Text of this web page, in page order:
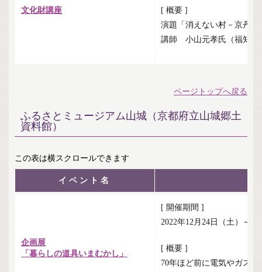
文化財講座
[ 概要 ]
演題「消えない村－京丹
講師 小山元孝氏（福知山
ページトップへ戻る
ふるさとミュージアム山城（京都府立山城郷土
資料館）
イベント名
企画展
「暮らしの道具いまむかし」
[ 開催期間 ]
2022年12月24日（土）～
[ 概要 ]
70年ほど前に電気やガス